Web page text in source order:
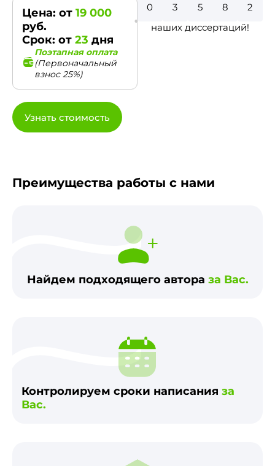
Цена: от 19 000
руб.
Срок: от 23 дня
Поэтапная оплата
(Первоначальный
взнос 25%)
Узнать стоимость
2
1
0
4
0
наших диссертаций!
Преимущества работы с нами
Найдем подходящего автора за Вас.
Контролируем сроки написания за
Вас.